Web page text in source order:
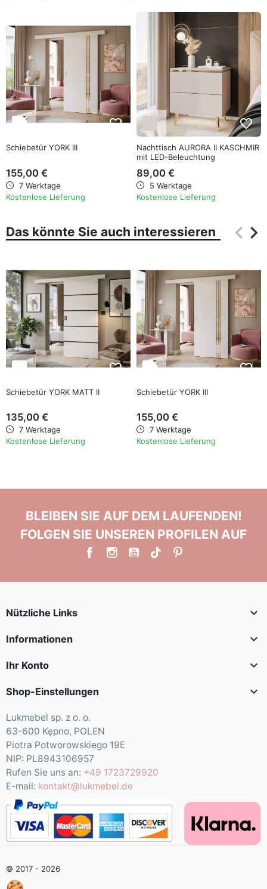
favorite_border
Schiebetür YORK III
155,00 €
7 Werktage
Kostenlose Lieferung
favorite_border
Nachttisch AURORA II KASCHMIR
mit LED-Beleuchtung
89,00 €
5 Werktage
Kostenlose Lieferung
Das könnte Sie auch interessieren keyboard_arrow_left
keyboard_arrow_right
favorite_border
Schiebetür YORK MATT II
135,00 €
7 Werktage
Kostenlose Lieferung
favorite_border
Schiebetür YORK III
155,00 €
7 Werktage
Kostenlose Lieferung
BLEIBEN SIE AUF DEM LAUFENDEN!
FOLGEN SIE UNSEREN PROFILEN AUF
Nützliche Links 
Informationen 
Ihr Konto 
Shop-Einstellungen 
Lukmebel sp. z o. o.
63-600 Kępno, POLEN
Piotra Potworowskiego 19E
NIP: PL8943106957
Rufen Sie uns an: +49 1723729920
E-mail: kontakt@lukmebel.de
© 2017 - 2026